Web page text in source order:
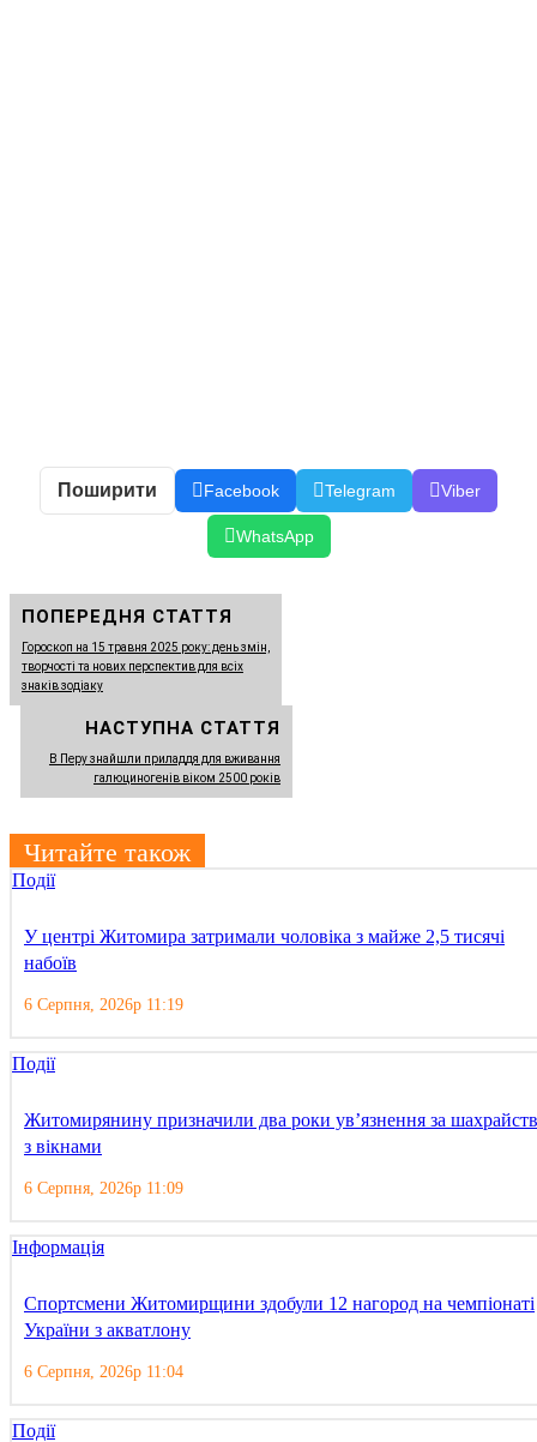
Поширити Facebook Telegram Viber
WhatsApp
ПОПЕРЕДНЯ СТАТТЯ
Гороскоп на 15 травня 2025 року: день змін,
творчості та нових перспектив для всіх
знаків зодіаку
НАСТУПНА СТАТТЯ
В Перу знайшли приладдя для вживання
галюциногенів віком 2500 років
Читайте також
Події
У центрі Житомира затримали чоловіка з майже 2,5 тисячі
набоїв
6 Серпня, 2026р 11:19
Події
Житомирянину призначили два роки ув’язнення за
з вікнами
6 Серпня, 2026р 11:09
Інформація
Спортсмени Житомирщини здобули 12 нагород на чемпіонаті
України з акватлону
6 Серпня, 2026р 11:04
Події